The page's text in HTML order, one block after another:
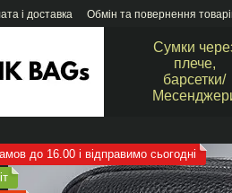
контенту
і доставка Обмін та повернення
Сумки
плече,
барсетки/
до 16.00 і відправимо сьогодні